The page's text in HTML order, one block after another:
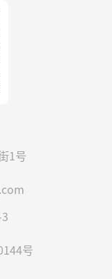
1号
号